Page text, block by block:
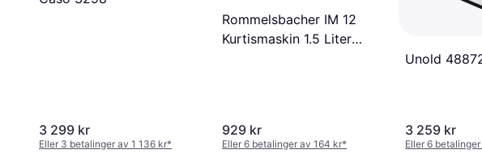
3 299 kr
Eller 3 betalinger av 1 136 kr*
Rommelsbacher IM 12
Kurtismaskin 1.5 Liter
929 kr
Eller 6 betalinger av 164 kr*
Unold
3 259 kr
Eller 6